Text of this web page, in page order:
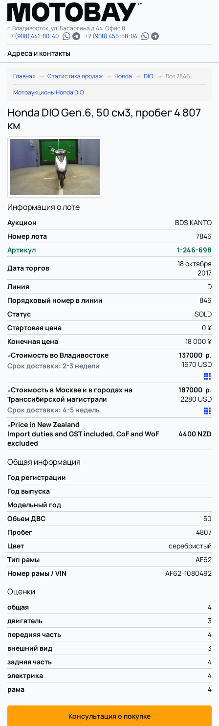
г. Владивосток, ул. Басаргина д.44. Офис 8.
+7 (908) 441-80-40
+7 (908) 455-58-04
Адреса и контакты
Главная Статистика продаж Honda DIO
Лот 7846
Мотоаукционы Honda DIO
Honda DIO Gen.6, 50 см3, пробег 4 807
км
Информация о лоте
Аукцион
BDS KANTO
Номер лота
7846
Артикул
1-246-698
Дата торгов
18 октября
2017
Линия
D
Порядковый номер в линии
846
Статус
SOLD
Стартовая цена
0 ¥
Конечная цена
18 000 ¥
∗Стоимость во Владивостоке
Срок доставки: 2-3 недели
137000 р.
1670 USD
∗Стоимость в Москве и в городах на
Транссибирской магистрали
Срок доставки: 4-5 недель
187000 р.
2280 USD
∗Price in New Zealand
Import duties and GST included, CoF and WoF
excluded
4400 NZD
Общая информация
Год регистрации
Год выпуска
Модельный год
Объем ДВС
50
Пробег
4807
Цвет
серебристый
Тип рамы
AF62
Номер рамы / VIN
AF62-1080492
Оценки
общая
4
двигатель
3
передняя часть
4
внешний вид
3
задняя часть
4
электрика
4
рама
4
Консультация о покупке